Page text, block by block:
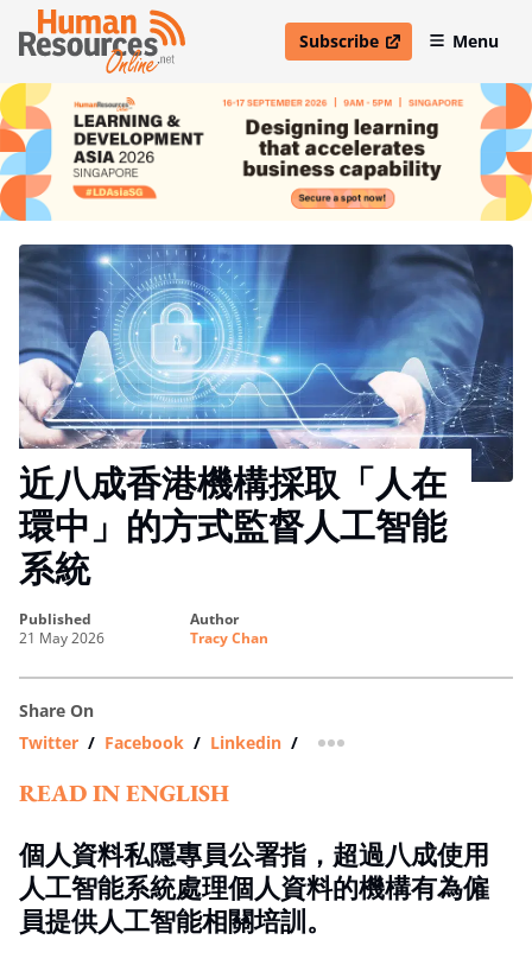
Subscribe
open in new windowMenu
近八成香港機構採取「人在
環中」的方式監督人工智能
系統
published
21 May 2026
author
Tracy Chan
Share On
Twitter / Facebook / Linkedin / more sharing option
READ IN ENGLISH
個人資料私隱專員公署指，超過八成使用
人工智能系統處理個人資料的機構有為僱
員提供人工智能相關培訓。